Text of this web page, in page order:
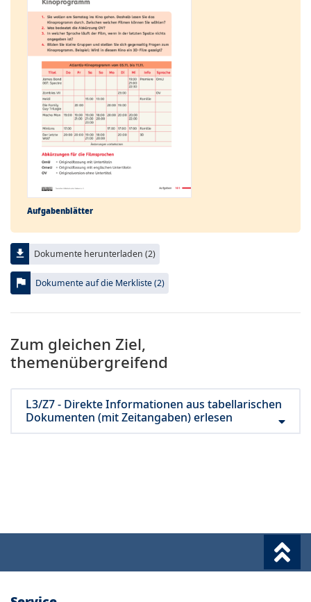
Aufgabenblätter
file_download Dokumente herunterladen (2)
flag Dokumente auf die Merkliste (2)
Zum gleichen Ziel,
themenübergreifend
L3/Z7 - Direkte Informationen aus tabellarischen
Dokumenten (mit Zeitangaben) erlesen